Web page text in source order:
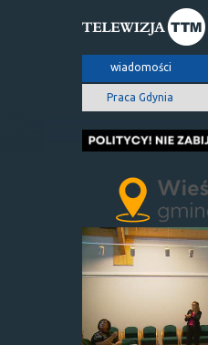
wiadomości
Praca Gdynia